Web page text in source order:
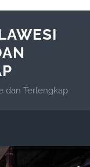
dan Terlengkap